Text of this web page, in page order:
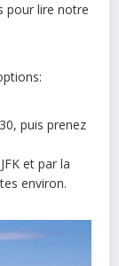
pour lire notre
puis prenez
et par la
environ.